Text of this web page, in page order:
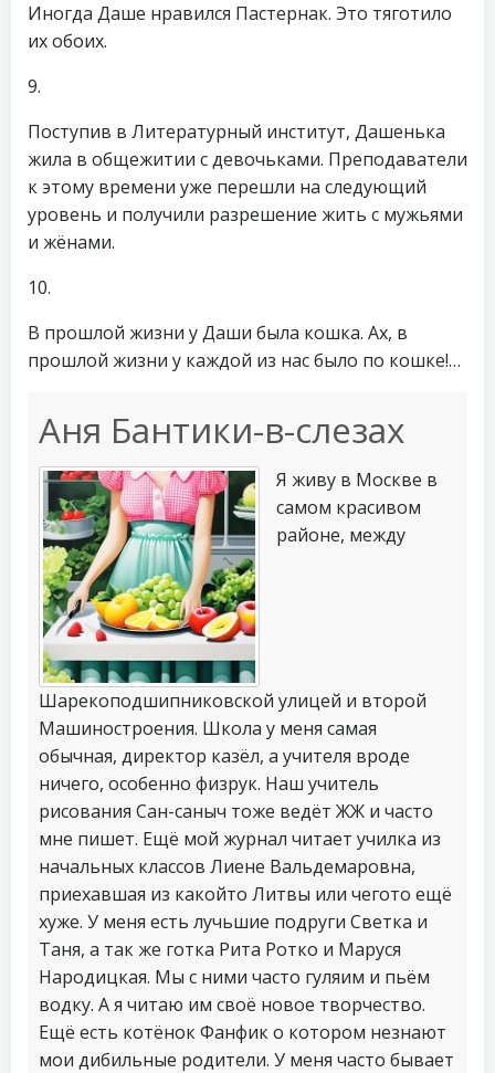
Иногда Даше нравился Пастернак. Это тяготило
их обоих.
9.
Поступив в Литературный институт, Дашенька
жила в общежитии с девочьками. Преподаватели
к этому времени уже перешли на следующий
уровень и получили разрешение жить с мужьями
и жёнами.
10.
В прошлой жизни у Даши была кошка. Ах, в
прошлой жизни у каждой из нас было по кошке!…
Аня Бантики-в-слезах
Я живу в Москве в
самом красивом
районе, между
Шарекоподшипниковской улицей и второй
Машиностроения. Школа у меня самая
обычная, директор казёл, а учителя вроде
ничего, особенно физрук. Наш учитель
рисования Сан-саныч тоже ведёт ЖЖ и часто
мне пишет. Ещё мой журнал читает училка из
начальных классов Лиене Вальдемаровна,
приехавшая из какойто Литвы или чегото ещё
хуже. У меня есть лучьшие подруги Светка и
Таня, а так же готка Рита Ротко и Маруся
Народицкая. Мы с ними часто гуляим и пьём
водку. А я читаю им своё новое творчество.
Ещё есть котёнок Фанфик о котором незнают
мои дибильные родители. У меня часто бывает